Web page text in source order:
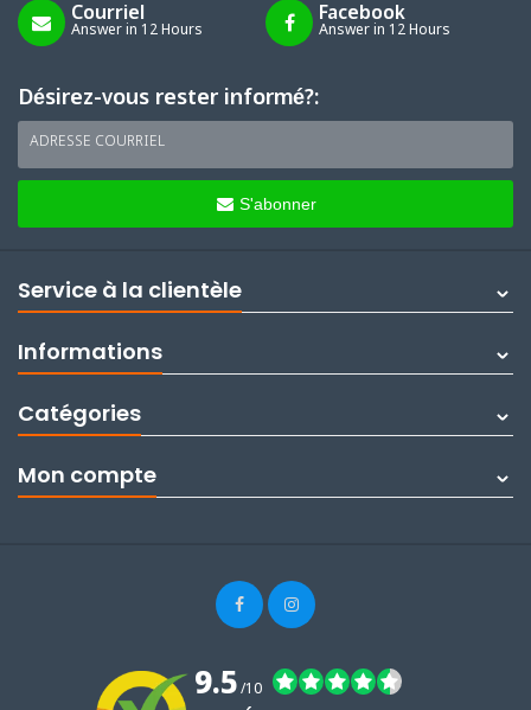
Courriel
Answer in 12 Hours
Facebook
Answer in 12 Hours
Désirez-vous rester informé?:
ADRESSE COURRIEL
S'abonner
Service à la clientèle
Informations
Catégories
Mon compte
9.5/10